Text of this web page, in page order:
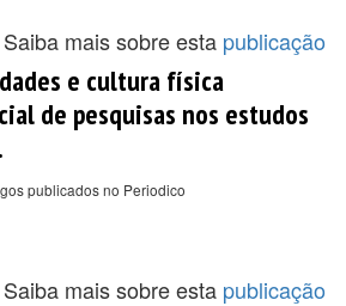
Saiba mais sobre esta publicação
e cultura física
de pesquisas nos estudos
publicados no Periodico
Saiba mais sobre esta publicação